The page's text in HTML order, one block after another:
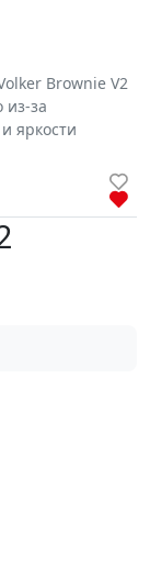
Brownie V2
из-за
яркости